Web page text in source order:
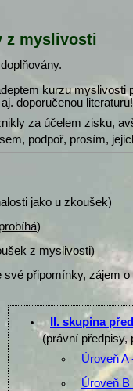
z myslivosti
kurzu
doporučenou literaturu!
za účelem zisku,
podpoř, prosím,
jako u zkoušek)
)
z myslivosti)
své připomínky, zájem
II. skupina
(právní předpisy,
Úroveň A
Úroveň